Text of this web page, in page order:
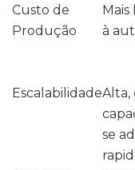
Custo de
Produção
Mais
à
EscalabilidadeAlta,
se